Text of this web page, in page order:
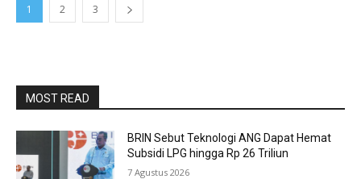
1 2 3
MOST READ
BRIN Sebut Teknologi ANG Dapat Hemat
Subsidi LPG hingga Rp 26 Triliun
7 Agustus 2026